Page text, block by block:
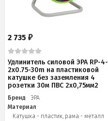
2 735 ₽
Удлинитель силовой ЭРА RP-4-
2x0.75-30m на пластиковой
катушке без заземления 4
розетки 30м ПВС 2х0,75мм2
Бренд
ЭРА
Материал
Катушка - пластик, рама - металл